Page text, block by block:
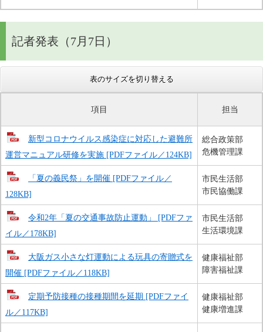
記者発表（7月7日）
表のサイズを切り替える
項目 担当
新型コロナウイルス感染症に対応した避難所
運営マニュアル研修を実施 [PDFファイル／124KB]
総合政策部
危機管理課
「夏の義民祭」を開催 [PDFファイル／
128KB]
市民生活部
市民協働課
令和2年「夏の交通事故防止運動」 [PDFファ
イル／178KB]
市民生活部
生活環境課
大阪ガス小さな灯運動による玩具の寄贈式を
開催 [PDFファイル／118KB]
健康福祉部
障害福祉課
定期予防接種の接種期間を延期 [PDFファイ
ル／117KB]
健康福祉部
健康増進課